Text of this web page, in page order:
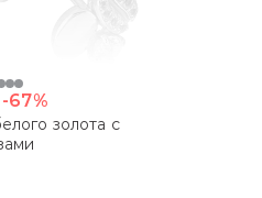
-67%
золота с